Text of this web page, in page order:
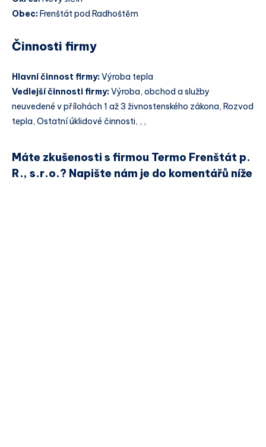
Obec: Frenštát pod Radhoštěm
Činnosti firmy
Hlavní činnost firmy:Výroba tepla
Vedlejší činnosti firmy:Výroba, obchod a služby
neuvedené v přílohách 1 až 3 živnostenského zákona, Rozvod
tepla, Ostatní úklidové činnosti, , ,
Máte zkušenosti s firmou Termo Frenštát p.
R., s.r.o.? Napište nám je do komentářů níže